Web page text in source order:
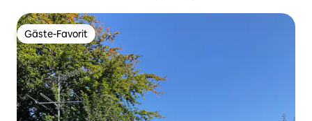
Gäste-Favorit
Gäste-Favorit